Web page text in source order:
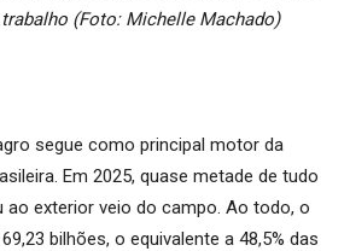
(Foto: Michelle Machado)
segue como principal motor da
Em 2025, quase metade de tudo
ao exterior veio do campo. Ao todo, o
bilhões, o equivalente a 48,5% das